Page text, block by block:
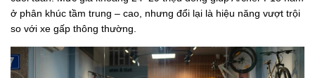
ở phân khúc tầm trung – cao, nhưng đổi lại là hiệu năng vượt trội
so với xe gấp thông thường.